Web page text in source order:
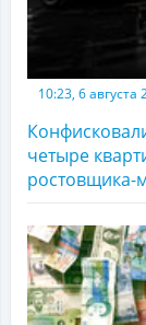
10:23, 6 августа
четыре
ростовщика-